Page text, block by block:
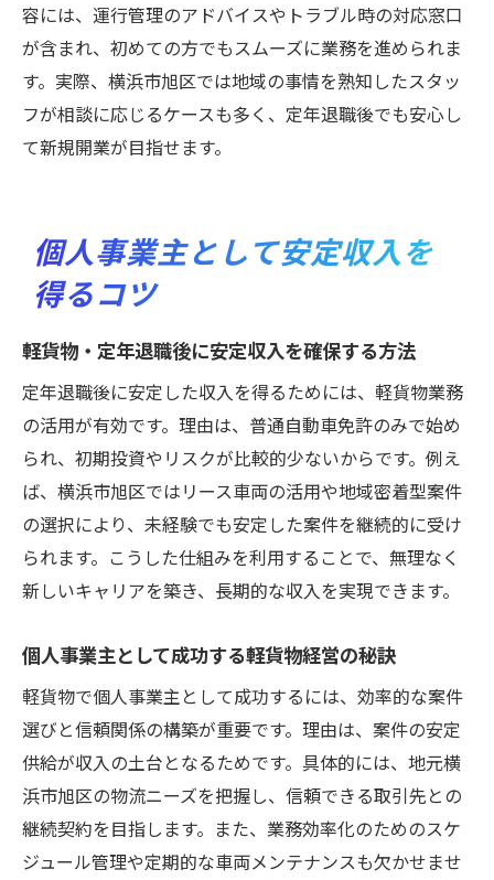
容には、運行管理のアドバイスやトラブル時の対応窓口
が含まれ、初めての方でもスムーズに業務を進められま
す。実際、横浜市旭区では地域の事情を熟知したスタッ
フが相談に応じるケースも多く、定年退職後でも安心し
て新規開業が目指せます。
個人事業主として安定収入を
得るコツ
軽貨物・定年退職後に安定収入を確保する方法
定年退職後に安定した収入を得るためには、軽貨物業務
の活用が有効です。理由は、普通自動車免許のみで始め
られ、初期投資やリスクが比較的少ないからです。例え
ば、横浜市旭区ではリース車両の活用や地域密着型案件
の選択により、未経験でも安定した案件を継続的に受け
られます。こうした仕組みを利用することで、無理なく
新しいキャリアを築き、長期的な収入を実現できます。
個人事業主として成功する軽貨物経営の秘訣
軽貨物で個人事業主として成功するには、効率的な案件
選びと信頼関係の構築が重要です。理由は、案件の安定
供給が収入の土台となるためです。具体的には、地元横
浜市旭区の物流ニーズを把握し、信頼できる取引先との
継続契約を目指します。また、業務効率化のためのスケ
ジュール管理や定期的な車両メンテナンスも欠かせませ